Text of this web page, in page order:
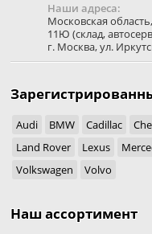
Наши адреса:
Московская область,
11Ю (склад,
г. Москва,ул.
Audi BMW Cadillac
Land Rover
Lexus
Volkswagen
Volvo
Наш ассортимент